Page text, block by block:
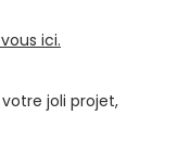
ici.
joli projet,